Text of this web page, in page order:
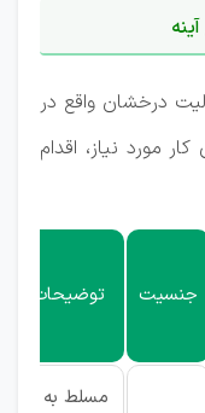
مورد نیاز، اقدام
جنسیت توضیحات
مسلط به